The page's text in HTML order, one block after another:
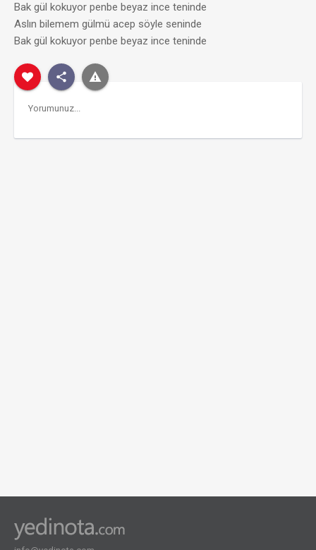
Bak gül kokuyor penbe beyaz ince teninde
Aslın bilemem gülmü acep söyle seninde
Bak gül kokuyor penbe beyaz ince teninde